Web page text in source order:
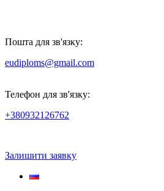
Пошта для зв'язку:
eudiploms@gmail.com
Телефон для зв'язку:
+380932126762
Залишити заявку